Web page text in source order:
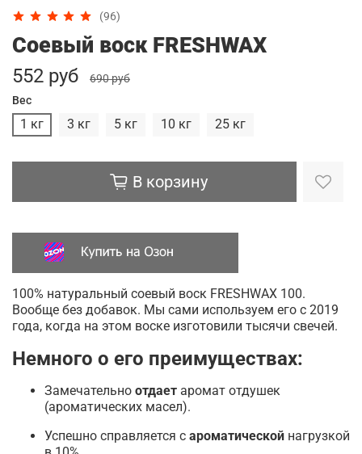
(96)
Соевый воск FRESHWAX
552 руб
690 руб
Вес
1 кг 3 кг 5 кг 10 кг 25 кг
В корзину
100% натуральный соевый воск FRESHWAX 100.
Вообще без добавок. Мы сами используем его с 2019
года, когда на этом воске изготовили тысячи свечей.
Немного о его преимуществах:
Замечательно отдает аромат отдушек
(ароматических масел).
Успешно справляется с ароматической нагрузкой